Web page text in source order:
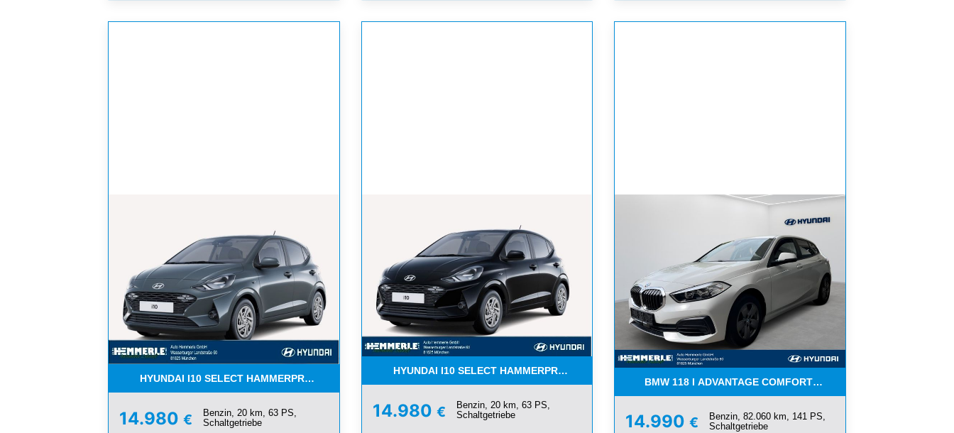
HYUNDAI I10 SELECT HAMMERPREIS ! TOP ! NAVI AKTION !
14.980 €
Benzin, 20 km, 63 PS,
Schaltgetriebe
HYUNDAI I10 SELECT HAMMERPREIS ! TOP ! NAVI AKTION
14.980 €
Benzin, 20 km, 63 PS,
Schaltgetriebe
BMW 118 I ADVANTAGE COMFORT-PAKET 8-FACH
14.990€
Benzin, 82.060 km, 141 PS,
Schaltgetriebe